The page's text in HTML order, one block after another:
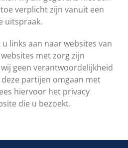
verplicht zijn vanuit een
uitspraak.
links aan naar websites van
met zorg zijn
geen verantwoordelijkheid
partijen omgaan met
hiervoor het privacy
die u bezoekt.